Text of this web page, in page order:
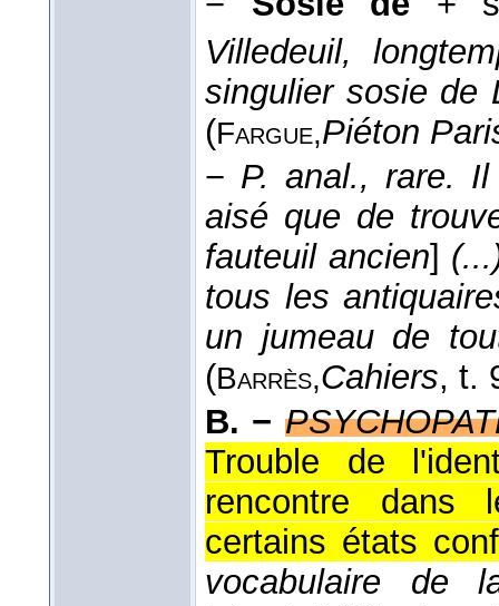
Villedeuil,
singulier sosie de
(Fargue,Piéton
− P. anal., rare. Il
aisé que de
fauteuil ancien]
tous les
un jumeau de
(Barrès,Cahiers, t.
B. −
Trouble de
rencontre dans
certains états
vocabulaire de